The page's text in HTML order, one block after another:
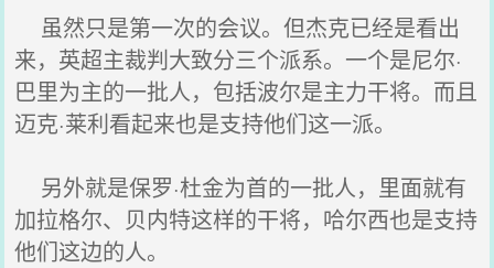
虽然只是第一次的会议。但杰克已经是看出
来，英超主裁判大致分三个派系。一个是尼尔·
巴里为主的一批人，包括波尔是主力干将。而且
迈克·莱利看起来也是支持他们这一派。
另外就是保罗·杜金为首的一批人，里面就有
加拉格尔、贝内特这样的干将，哈尔西也是支持
他们这边的人。